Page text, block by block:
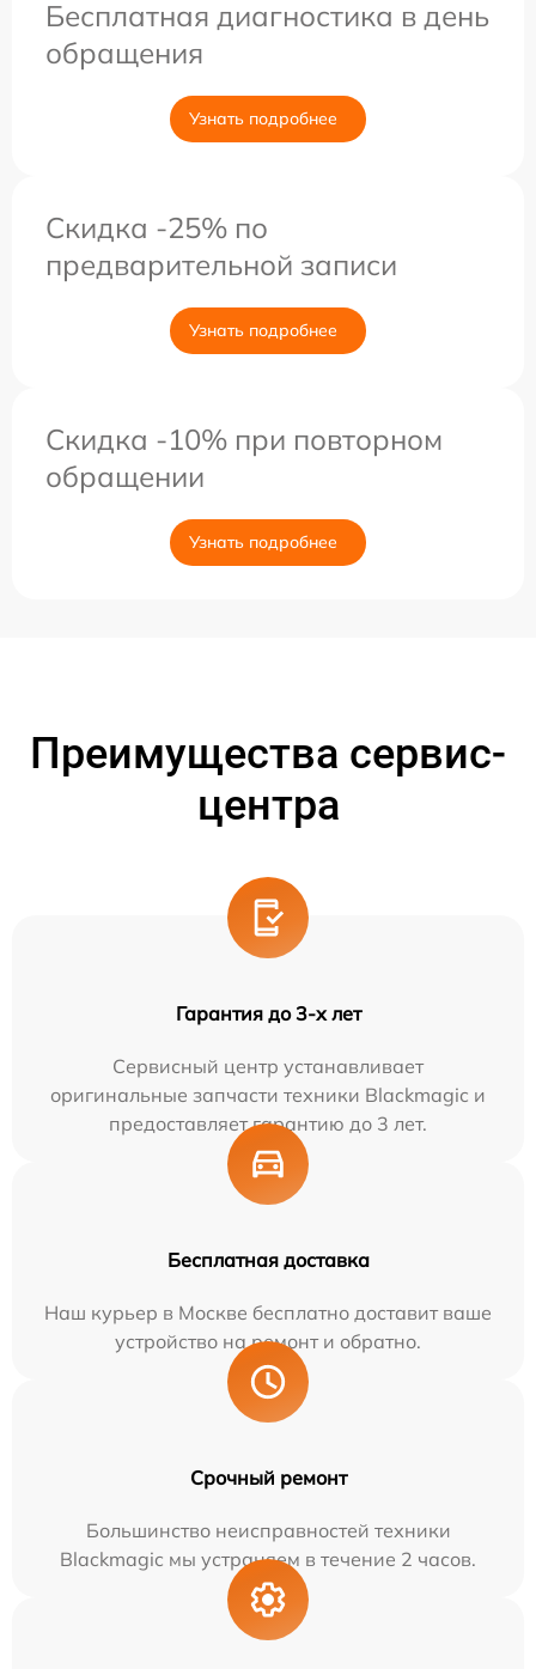
Бесплатная диагностика в день
обращения
Узнать подробнее
Скидка -25% по
предварительной записи
Узнать подробнее
Скидка -10% при повторном
обращении
Узнать подробнее
Преимущества сервис-
центра
Гарантия до 3-х лет
Сервисный центр устанавливает
оригинальные запчасти техники Blackmagic и
предоставляет гарантию до 3 лет.
Бесплатная доставка
Наш курьер в Москве бесплатно доставит ваше
устройство на ремонт и обратно.
Срочный ремонт
Большинство неисправностей техники
Blackmagic мы устраняем в течение 2 часов.